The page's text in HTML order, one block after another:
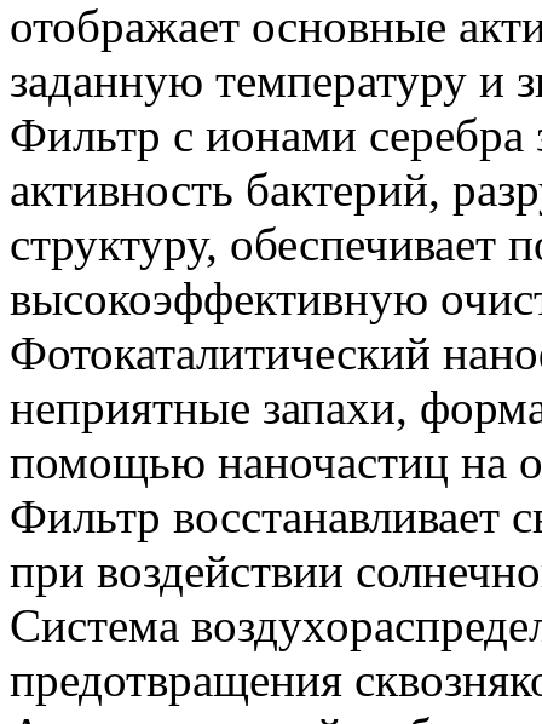
отображает основные
заданную температуру и
Фильтр с ионами серебра
активность бактерий,
структуру, обеспечивает
высокоэффективную
Фотокаталитический
неприятные запахи,
помощью наночастиц на
Фильтр восстанавливает
при воздействии
Система
предотвращения